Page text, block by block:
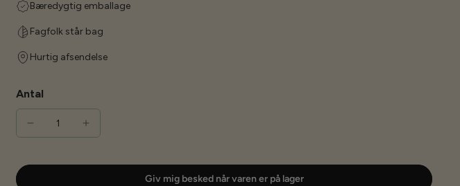
Bæredygtig emballage
Fagfolk står bag
Hurtig afsendelse
Antal
Giv mig besked når varen er på lager